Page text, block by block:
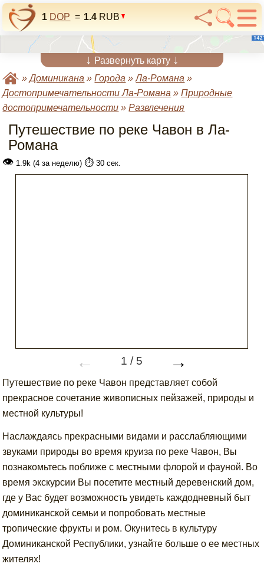
1 DOP = 1.4 RUB
↓ Развернуть карту ↓
»Доминикана »Города »Ла-Романа »
Достопримечательности Ла-Романа »Природные
достопримечательности »Развлечения
Путешествие по реке Чавон в Ла-
Романа
👁 1.9k (4 за неделю) ⏱️ 30 сек.
← 1 / 5 →
Путешествие по реке Чавон представляет собой
прекрасное сочетание живописных пейзажей, природы и
местной культуры!
Наслаждаясь прекрасными видами и расслабляющими
звуками природы во время круиза по реке Чавон, Вы
познакомьтесь поближе с местными флорой и фауной. Во
время экскурсии Вы посетите местный деревенский дом,
где у Вас будет возможность увидеть каждодневный быт
доминиканской семьи и попробовать местные
тропические фрукты и ром. Окунитесь в культуру
Доминиканской Республики, узнайте больше о ее местных
жителях!